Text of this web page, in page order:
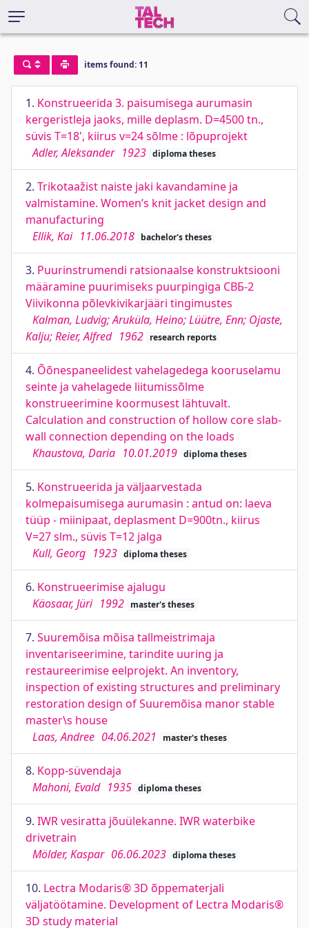
items found: 11
1. Konstrueerida 3. paisumisega aurumasin
kergeristleja jaoks, mille deplasm. D=4500 tn.,
süvis T=18', kiirus v=24 sõlme : lõpuprojekt
Adler, Aleksander 1923 diploma theses
2. Trikotaažist naiste jaki kavandamine ja
valmistamine. Women’s knit jacket design and
manufacturing
Ellik, Kai 11.06.2018 bachelor's theses
3. Puurinstrumendi ratsionaalse konstruktsiooni
määramine puurimiseks puurpingiga СВБ-2
Viivikonna põlevkivikarjääri tingimustes
Kalman, Ludvig; Aruküla, Heino; Lüütre, Enn; Ojaste,
Kalju; Reier, Alfred 1962 research reports
4. Õõnespaneelidest vahelagedega kooruselamu
seinte ja vahelagede liitumissõlme
konstrueerimine koormusest lähtuvalt.
Calculation and construction of hollow core slab-
wall connection depending on the loads
Khaustova, Daria 10.01.2019 diploma theses
5. Konstrueerida ja väljaarvestada
kolmepaisumisega aurumasin : antud on: laeva
tüüp - miinipaat, deplasment D=900tn., kiirus
V=27 slm., süvis T=12 jalga
Kull, Georg 1923 diploma theses
6. Konstrueerimise ajalugu
Käosaar, Jüri 1992 master's theses
7. Suuremõisa mõisa tallmeistrimaja
inventariseerimine, tarindite uuring ja
restaureerimise eelprojekt. An inventory,
inspection of existing structures and preliminary
restoration design of Suuremõisa manor stable
master\s house
Laas, Andree 04.06.2021 master's theses
8. Kopp-süvendaja
Mahoni, Evald 1935 diploma theses
9. IWR vesiratta jõuülekanne. IWR waterbike
drivetrain
Mölder, Kaspar 06.06.2023 diploma theses
10. Lectra Modaris® 3D õppematerjali
väljatöötamine. Development of Lectra Modaris®
3D study material